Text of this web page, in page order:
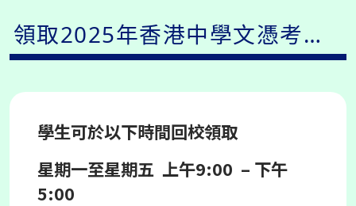
領取2025年香港中學文憑考試
– 證書
學生可於以下時間回校領取
星期一至星期五 上午9:00 – 下午
5:00